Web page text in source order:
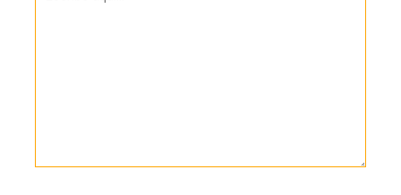
aquí...